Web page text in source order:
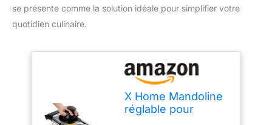
se présente comme la solution idéale pour simplifier votre
quotidien culinaire.
X Home Mandoline
réglable pour